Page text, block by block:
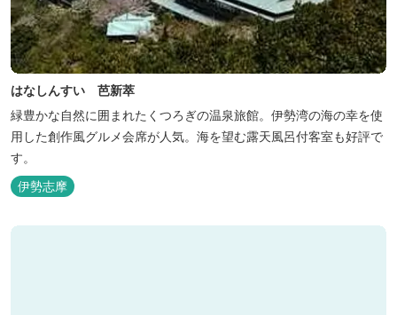
はなしんすい 芭新萃
緑豊かな自然に囲まれたくつろぎの温泉旅館。伊勢湾の海の幸を使
用した創作風グルメ会席が人気。海を望む露天風呂付客室も好評で
す。
伊勢志摩